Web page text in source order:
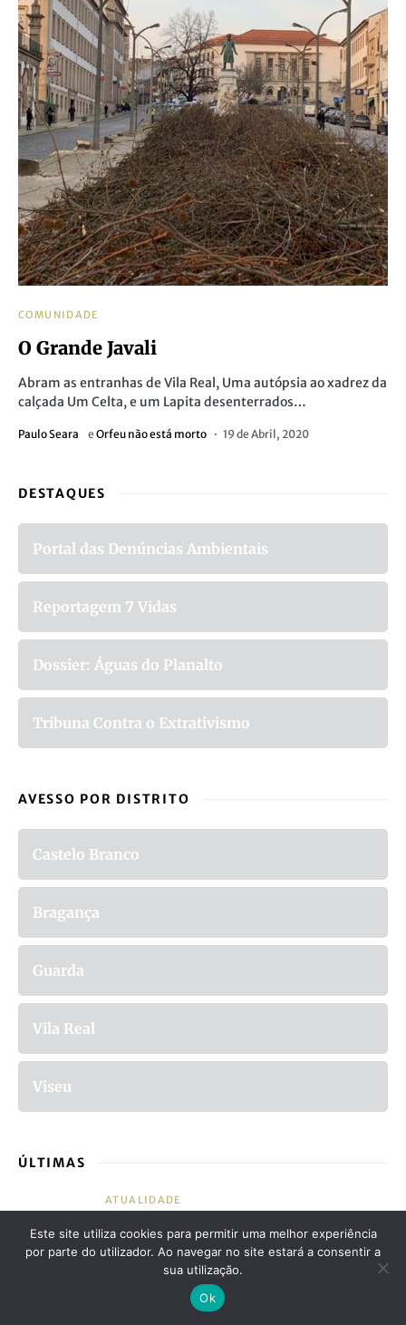
COMUNIDADE
O Grande Javali
Abram as entranhas de Vila Real, Uma autópsia ao xadrez da
calçada Um Celta, e um Lapita desenterrados…
Paulo Seara e Orfeu não está morto 19 de Abril, 2020
DESTAQUES
Portal das Denúncias Ambientais
Reportagem 7 Vidas
Dossier: Águas do Planalto
Tribuna Contra o Extrativismo
AVESSO POR DISTRITO
Castelo Branco
Bragança
Guarda
Vila Real
Viseu
ÚLTIMAS
ATUALIDADE
Por Serras Dignas, protesto no ponto
mais alto de Portugal continental
Este site utiliza cookies para permitir uma melhor experiência
por parte do utilizador. Ao navegar no site estará a consentir a
sua utilização.
Ok